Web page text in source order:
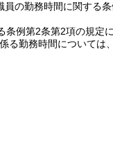
の勤務時間に関する条
例第2条第2項の規定
る勤務時間については